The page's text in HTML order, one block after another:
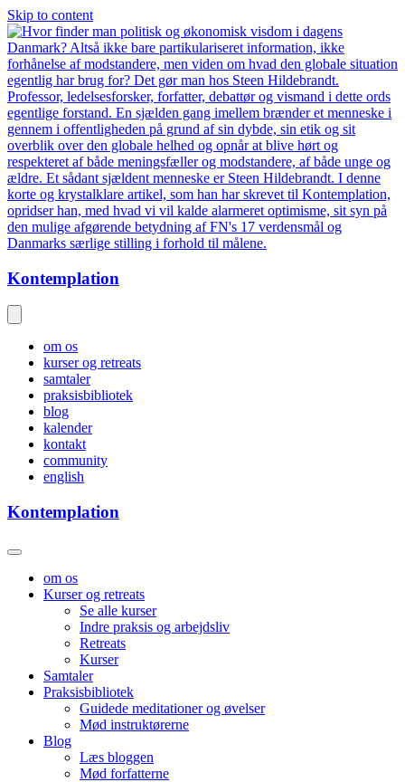
Skip to content
Kontemplation
om os
kurser og retreats
samtaler
praksisbibliotek
blog
kalender
kontakt
community
english
Kontemplation
om os
Kurser og retreats
Se alle kurser
Indre praksis og arbejdsliv
Retreats
Kurser
Samtaler
Praksisbibliotek
Guidede meditationer og øvelser
Mød instruktørerne
Blog
Læs bloggen
Mød forfatterne